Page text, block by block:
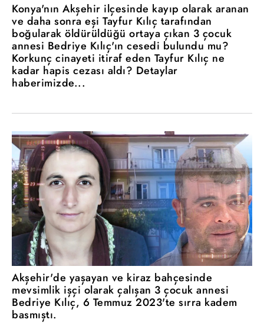
Konya'nın Akşehir ilçesinde kayıp olarak aranan
ve daha sonra eşi Tayfur Kılıç tarafından
boğularak öldürüldüğü ortaya çıkan 3 çocuk
annesi Bedriye Kılıç'ın cesedi bulundu mu?
Korkunç cinayeti itiraf eden Tayfur Kılıç ne
kadar hapis cezası aldı? Detaylar
haberimizde...
Akşehir'de yaşayan ve kiraz bahçesinde
mevsimlik işçi olarak çalışan 3 çocuk annesi
Bedriye Kılıç, 6 Temmuz 2023'te sırra kadem
basmıştı.